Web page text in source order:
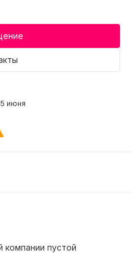
июня
компании пустой